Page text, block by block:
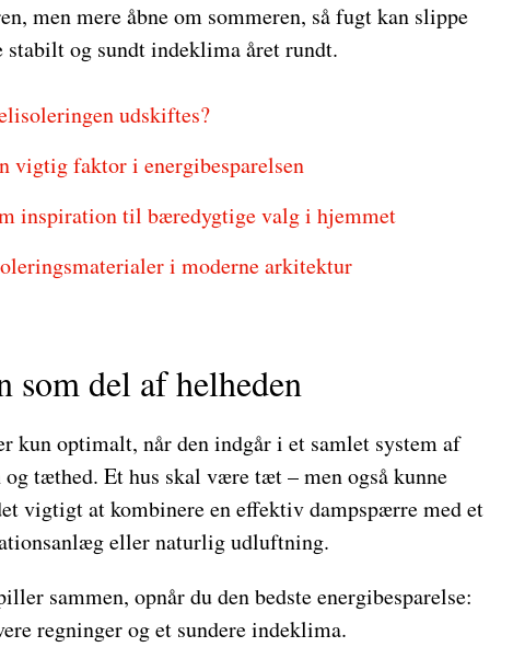
men mere åbne om sommeren, så fugt kan slippe
stabilt og sundt indeklima året rundt.
udskiftes?
vigtig faktor i energibesparelsen
inspiration til bæredygtige valg i hjemmet
i moderne arkitektur
som del af helheden
kun optimalt, når den indgår i et samlet system af
tæthed. Et hus skal være tæt – men også kunne
vigtigt at kombinere en effektiv dampspærre med et
eller naturlig udluftning.
sammen, opnår du den bedste energibesparelse:
regninger og et sundere indeklima.